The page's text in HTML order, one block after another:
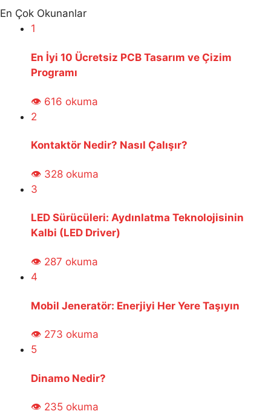
En Çok Okunanlar
1
En İyi 10 Ücretsiz PCB Tasarım ve Çizim
Programı
👁 616 okuma
2
Kontaktör Nedir? Nasıl Çalışır?
👁 328 okuma
3
LED Sürücüleri: Aydınlatma Teknolojisinin
Kalbi (LED Driver)
👁 287 okuma
4
Mobil Jeneratör: Enerjiyi Her Yere Taşıyın
👁 273 okuma
5
Dinamo Nedir?
👁 235 okuma